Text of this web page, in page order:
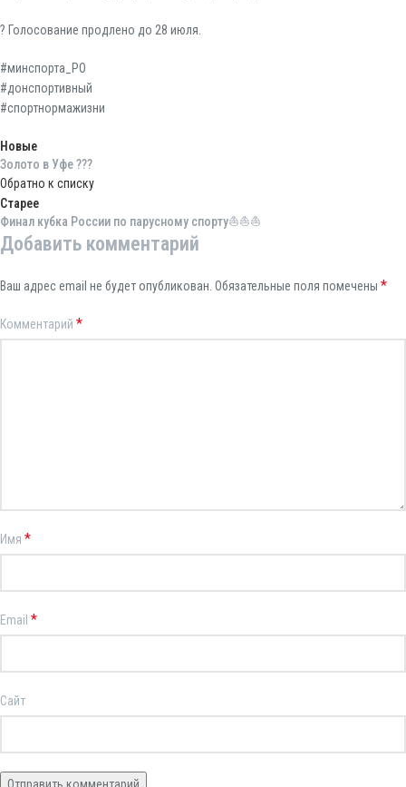
? Голосование продлено до 28 июля.
#минспорта_РО
#донспортивный
#спортнормажизни
Новые
Золото в Уфе ???
Обратно к списку
Старее
Финал кубка России по парусному спорту⛵️⛵️⛵️
Добавить комментарий
Ваш адрес email не будет опубликован. Обязательные поля помечены *
Комментарий *
Имя *
Email *
Сайт